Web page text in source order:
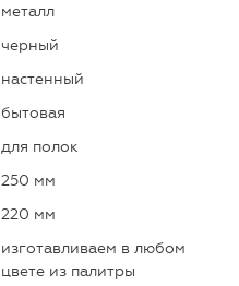
металл
черный
настенный
бытовая
для полок
250 мм
220 мм
изготавливаем в любом
цвете из палитры